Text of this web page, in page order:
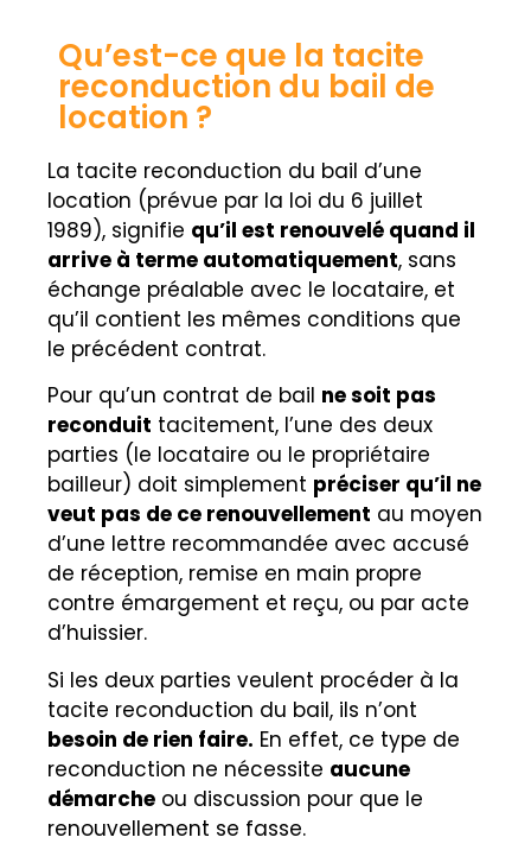
Qu’est-ce que la tacite
reconduction du bail de
location ?
La tacite reconduction du bail d’une
location (prévue par la loi du 6 juillet
1989), signifie qu’il est renouvelé quand il
arrive à terme automatiquement, sans
échange préalable avec le locataire, et
qu’il contient les mêmes conditions que
le précédent contrat.
Pour qu’un contrat de bail ne soit pas
reconduit tacitement, l’une des deux
parties (le locataire ou le propriétaire
bailleur) doit simplement préciser qu’il ne
veut pas de ce renouvellement au moyen
d’une lettre recommandée avec accusé
de réception, remise en main propre
contre émargement et reçu, ou par acte
d’huissier.
Si les deux parties veulent procéder à la
tacite reconduction du bail, ils n’ont
besoin de rien faire. En effet, ce type de
reconduction ne nécessite aucune
démarche ou discussion pour que le
renouvellement se fasse.